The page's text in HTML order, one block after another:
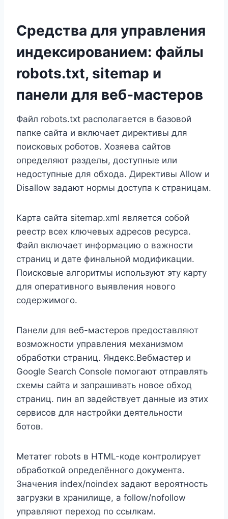
Средства для управления
индексированием: файлы
robots.txt, sitemap и
панели для веб‑мастеров
Файл robots.txt располагается в базовой
папке сайта и включает директивы для
поисковых роботов. Хозяева сайтов
определяют разделы, доступные или
недоступные для обхода. Директивы Allow и
Disallow задают нормы доступа к страницам.
Карта сайта sitemap.xml является собой
реестр всех ключевых адресов ресурса.
Файл включает информацию о важности
страниц и дате финальной модификации.
Поисковые алгоритмы используют эту карту
для оперативного выявления нового
содержимого.
Панели для веб-мастеров предоставляют
возможности управления механизмом
обработки страниц. Яндекс.Вебмастер и
Google Search Console помогают отправлять
схемы сайта и запрашивать новое обход
страниц. пин ап задействует данные из этих
сервисов для настройки деятельности
ботов.
Метатег robots в HTML-коде контролирует
обработкой определённого документа.
Значения index/noindex задают вероятность
загрузки в хранилище, а follow/nofollow
управляют переход по ссылкам.